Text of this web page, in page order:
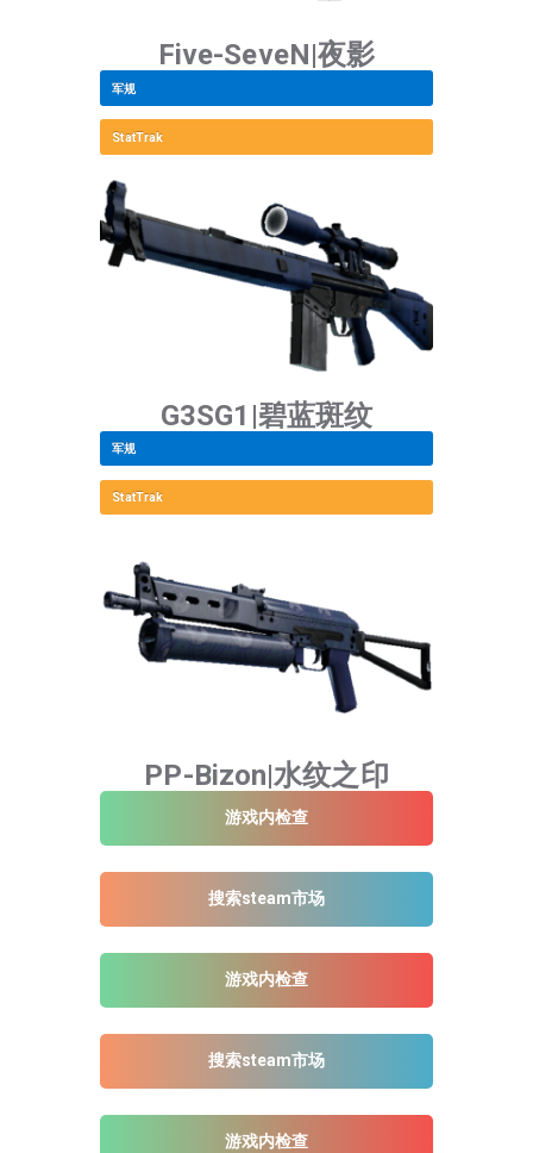
Five-SeveN|夜影
军规
StatTrak
G3SG1|碧蓝斑纹
军规
StatTrak
PP-Bizon|水纹之印
游戏内检查
搜索steam市场
游戏内检查
搜索steam市场
游戏内检查